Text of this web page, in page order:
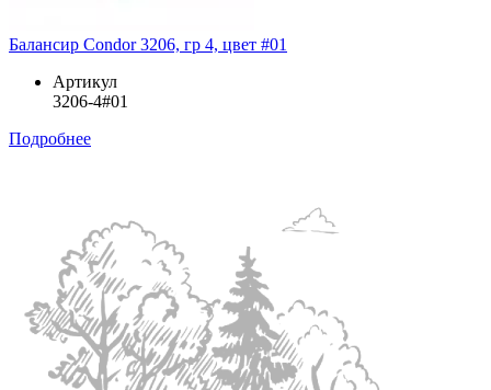
Балансир Condor 3206, гр 4, цвет #01
Артикул
3206-4#01
Подробнее